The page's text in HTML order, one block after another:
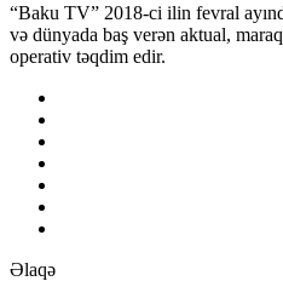
“Baku TV” 2018-ci ilin fevral
və dünyada baş verən aktual,
operativ təqdim edir.
Əlaqə